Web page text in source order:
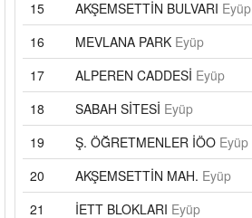
15
AKŞEMSETTİN BULVARI Eyüp
16
MEVLANA PARK Eyüp
17
ALPEREN CADDESİ Eyüp
18
SABAH SİTESİ Eyüp
19
Ş. ÖĞRETMENLER İÖO Eyüp
20
AKŞEMSETTİN MAH. Eyüp
21
İETT BLOKLARI Eyüp